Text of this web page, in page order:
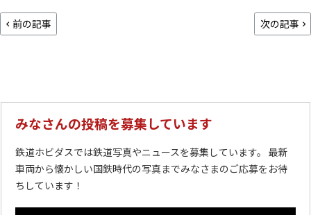
前の記事 次の記事
みなさんの投稿を募集しています
鉄道ホビダスでは鉄道写真やニュースを募集しています。 最新
車両から懐かしい国鉄時代の写真までみなさまのご応募をお待
ちしています！